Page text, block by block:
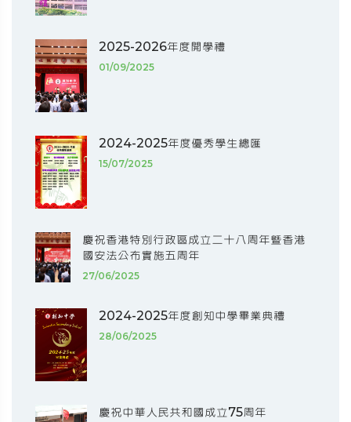
2025-2026年度開學禮
01/09/2025
2024-2025年度優秀學生總匯
15/07/2025
慶祝香港特別行政區成立二十八周年暨香港
國安法公布實施五周年
27/06/2025
2024-2025年度創知中學畢業典禮
28/06/2025
慶祝中華人民共和國成立75周年